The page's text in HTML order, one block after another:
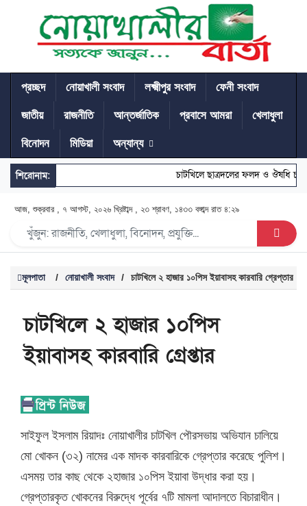
প্রচ্ছদ নোয়াখালী সংবাদ লক্ষ্মীপুর সংবাদ ফেনী সংবাদ
জাতীয় রাজনীতি আন্তর্জাতিক প্রবাসে আমরা খেলাধুলা
বিনোদন মিডিয়া অন্যান্য
শিরোনাম: চাটখিলে ছাত্রদলের ফলদ ও ঔষধি চারা
আজ, শুক্রবার , ৭ আগস্ট, ২০২৬ খ্রিষ্টাব্দ , ২৩ শ্রাবণ, ১৪৩৩ বঙ্গাব্দ রাত ৪:২৯
মূলপাতা / নোয়াখালী সংবাদ / চাটখিলে ২ হাজার ১০পিস ইয়াবাসহ কারবারি গ্রেপ্তার
চাটখিলে ২ হাজার ১০পিস
ইয়াবাসহ কারবারি গ্রেপ্তার
সাইফুল ইসলাম রিয়াদঃ নোয়াখালীর চাটখিল পৌরসভায় অভিযান চালিয়ে
মো খোকন (৩২) নামের এক মাদক কারবারিকে গ্রেপ্তার করেছে পুলিশ।
এসময় তার কাছ থেকে ২হাজার ১০পিস ইয়াবা উদ্ধার করা হয়।
গ্রেপ্তারকৃত খোকনের বিরুদ্ধে পূর্বের ৭টি মামলা আদালতে বিচারাধীন।